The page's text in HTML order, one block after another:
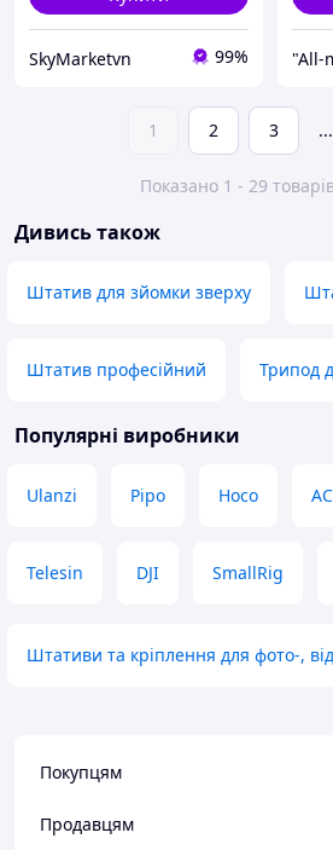
SkyMarketvn 99%
1 2 3 ...
Показано 1 - 29
Дивись також
Штатив для зйомки зверху
Штатив професійний Трипод
Популярні виробники
Ulanzi Pipo Hoco
Telesin DJI SmallRig
Штативи та кріплення для фото-,
Покупцям
Продавцям